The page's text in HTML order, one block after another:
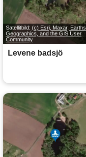
Satellitbild: (c) Esri, Maxar,
Geographics, and the GIS User
Community
Levene badsjö